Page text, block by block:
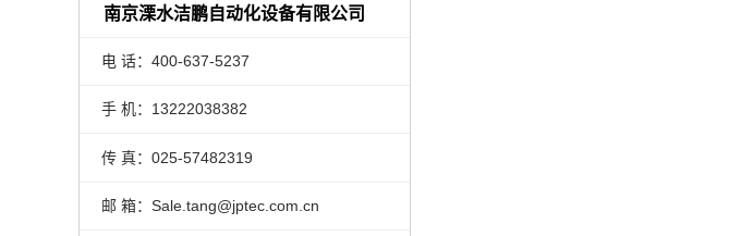
南京溧水洁鹏自动化设备有限公司
电 话：400-637-5237
手 机：13222038382
传 真：025-57482319
邮 箱：Sale.tang@jptec.com.cn